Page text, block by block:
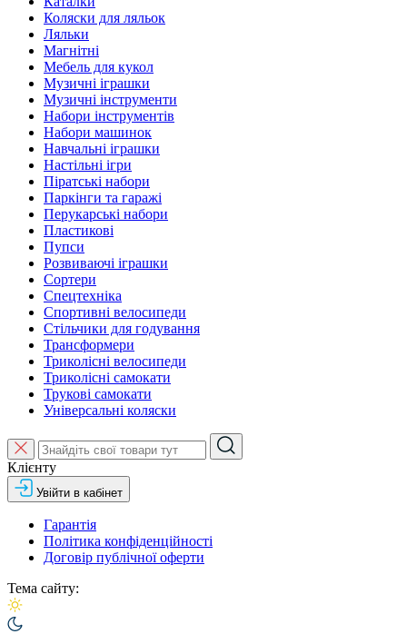
Коляски для ляльок
Ляльки
Магнітні
Мебель для кукол
Музичні іграшки
Музичні інструменти
Набори інструментів
Набори машинок
Навчальні іграшки
Настільні ігри
Піратські набори
Паркінги та гаражі
Перукарські набори
Пластикові
Пупси
Розвиваючі іграшки
Сортери
Спецтехніка
Спортивні велосипеди
Стільчики для годування
Трансформери
Триколісні велосипеди
Триколісні самокати
Трукові самокати
Універсальні коляски
Клієнту
Увійти в кабінет
Гарантія
Політика конфіденційності
Договір публічної оферти
Тема сайту: